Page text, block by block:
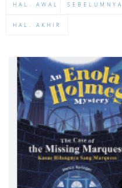
HAL. AWAL SEBELUMNYA
HAL. AKHIR